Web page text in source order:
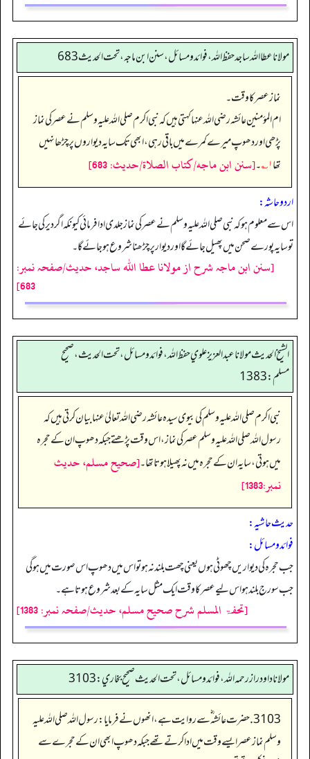
مولانا عطا الله ساجد حفظ الله، فوائد و مسائل، سنن ابن ماجه، تحت الحديث683
نماز عصر کا وقت۔
ام المؤمنین عائشہ رضی اللہ عنہا کہتی ہیں کہ نبی اکرم صلی اللہ علیہ وسلم نے عصر کی نماز
پڑھی اور دھوپ میرے کمرے میں باقی رہی، ابھی تک سایہ دیواروں پر چڑھا نہیں
تھا۱؎ ۔[سنن ابن ماجه/كتاب الصلاة/حدیث: 683]
اردو حاشہ:
اس سے معلوم ہو کہ نبی صلی اللہ علیہ وسلم نے عصر کی نماز جلدی ادا فرمائی کیونکہ اگر دیر کی جائے
تو سایہ پورے صحن میں پھیل جائے گا اور دیوار پر چڑھنا شروع ہو جائے گا۔
[سنن ابن ماجہ شرح از مولانا عطا الله ساجد، حدیث/صفحہ نمبر:
683]
الشيخ الحديث مولانا عبدالعزيز علوي حفظ الله، فوائد و مسائل، تحت الحديث ، صحيح
مسلم: 1383
نبی اکرم صلی اللہ علیہ وسلم کی بیوی سیدہ عائشہ رضی اللہ تعالیٰ عنہا بیان کرتی ہیں کہ
رسول اللہ صلی اللہ علیہ وسلم عصر کی نماز، اس وقت پڑھتے جبکہ دھوپ ان کے حجرہ
میں ہوتی، سایہ ان کے حجرہ میں نہ پھیلا ہوتا تھا۔[صحيح مسلم، حديث
نمبر:1383]
حدیث حاشیہ:
فوائد ومسائل:
جب حجرہ کی دیواریں چھوٹی ہوں یعنی چھت بلند نہ ہو تو اس میں دھوپ اس صورت میں ہو گی
جب سورج بلند ہو اس لیے عصر کا وقت ایک مثل سایہ کے بعد شروع ہوتا ہے۔
[تحفۃ المسلم شرح صحیح مسلم، حدیث/صفحہ نمبر: 1383]
مولانا داود راز رحمه الله، فوائد و مسائل، تحت الحديث صحيح بخاري: 3103
3103. حضرت عائشہ ؓسے روایت ہے، انھوں نے فرمایا: رسول اللہ صلی اللہ علیہ
وسلم نماز عصر ایسے وقت میں ادا کرتے تھے جبکہ دھوپ ابھی ان کے حجرے سے